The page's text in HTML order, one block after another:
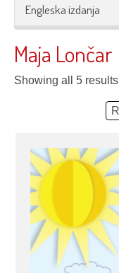
Engleska izdanja
Maja Lončar
Showing all 5 results